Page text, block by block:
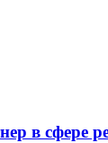
в сфере